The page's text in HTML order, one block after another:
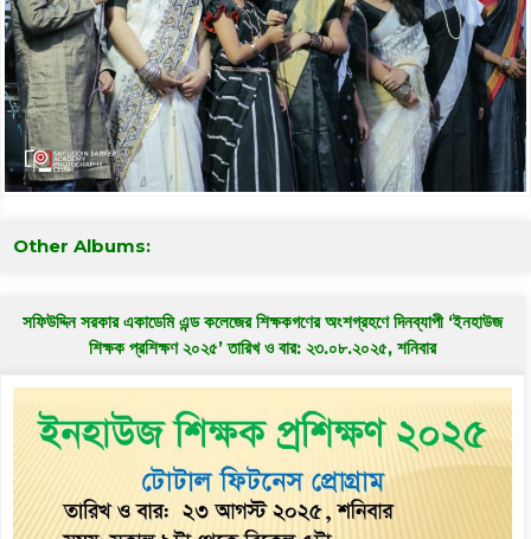
Other Albums:
সফিউদ্দিন সরকার একাডেমি এন্ড কলেজের শিক্ষকগণের অংশগ্রহণে দিনব্যাপী ‘ইনহাউজ
শিক্ষক প্রশিক্ষণ ২০২৫’ তারিখ ও বার: ২৩.০৮.২০২৫, শনিবার